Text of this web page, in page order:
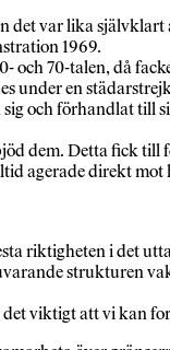
var lika självklart
1969.
och 70-talen, då
under en
och förhandlat till
dem. Detta fick
agerade direkt mot
riktigheten i det
strukturen
viktigt att vi kan